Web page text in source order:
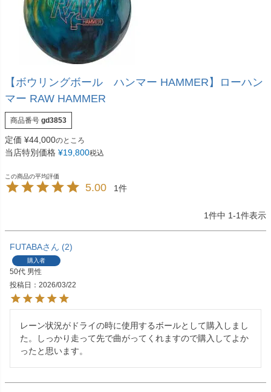
【ボウリングボール ハンマー HAMMER】ローハン
マー RAW HAMMER
商品番号 gd3853
定価 ¥44,000のところ
当店特別価格 ¥19,800税込
5.00 1
1件中 1-1件表示
FUTABA 2
購入者
50代 男性
投稿日
2026/03/22
レーン状況がドライの時に使用するボールとして購入しまし
た。しっかり走って先で曲がってくれますので購入してよか
ったと思います。